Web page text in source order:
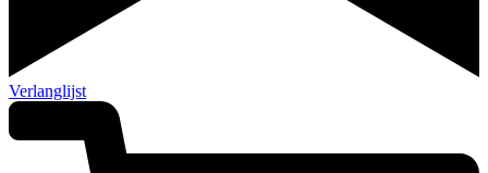
Verlanglijst